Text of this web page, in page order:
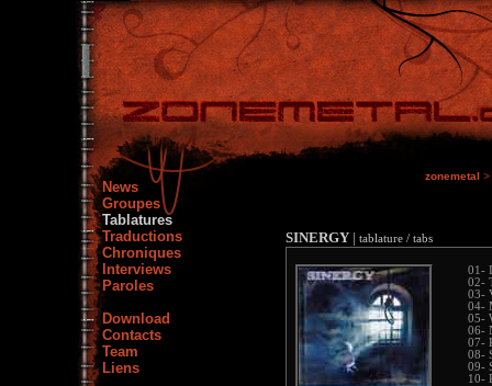
News
Groupes
Tablatures
Traductions
Chroniques
Interviews
Paroles
Download
Contacts
Team
Liens
zonemetal >
SINERGY | tablature / tabs
01-
02-
03-
04-
05-
06-
07-
08-
09-
10-